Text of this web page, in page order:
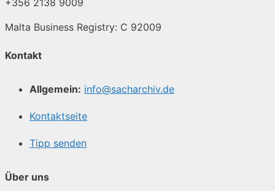
+356 2138 9009
Malta Business Registry: C 92009
Kontakt
Allgemein: info@sacharchiv.de
Kontaktseite
Tipp senden
Über uns